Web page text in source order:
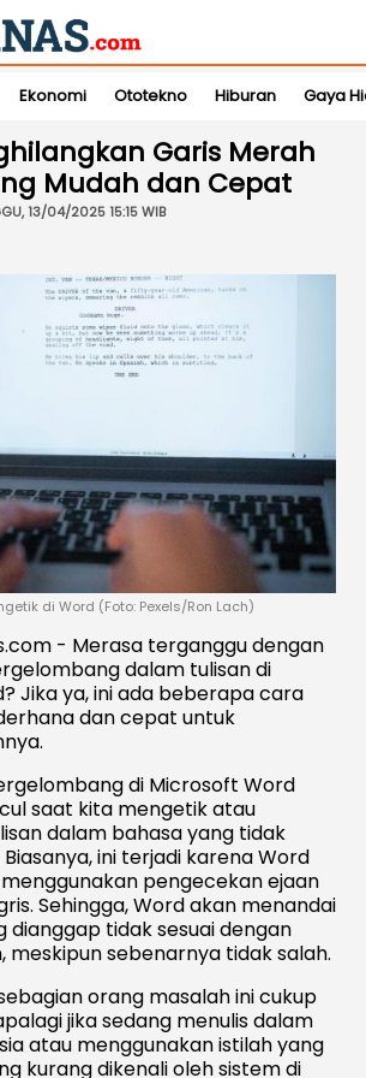
Ekonomi Ototekno Hiburan Gaya
Garis Merah
Mudah dan Cepat
13/04/2025 15:15 WIB
di Word (Foto: Pexels/Ron Lach)
- Merasa terganggu dengan
dalam tulisan di
Jika ya, ini ada beberapa cara
dan cepat untuk
di Microsoft Word
saat kita mengetik atau
dalam bahasa yang tidak
ini terjadi karena Word
pengecekan ejaan
Sehingga, Word akan menandai
tidak sesuai dengan
meskipun sebenarnya tidak salah.
orang masalah ini cukup
jika sedang menulis dalam
atau menggunakan istilah yang
kurang dikenali oleh sistem di